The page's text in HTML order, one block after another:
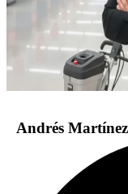
Andrés Martínez